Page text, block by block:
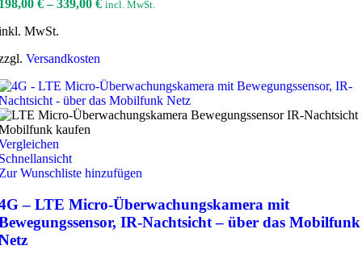
€–339,00 € incl. MwSt.
MwSt.
Versandkosten
Wunschliste hinzufügen
– LTE Micro-Überwachungskamera mit
IR-Nachtsicht – über das Mobilfunk